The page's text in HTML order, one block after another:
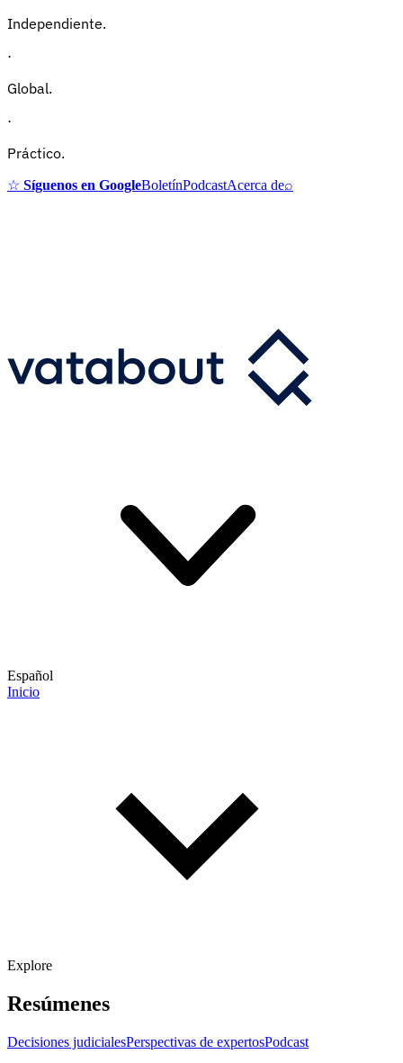
Independiente.
·
Global.
·
Práctico.
☆ Síguenos en GoogleBoletínPodcastAcerca de⌕
Español
Inicio
Explore
Resúmenes
Decisiones judicialesPerspectivas de expertosPodcast